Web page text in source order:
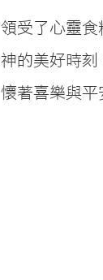
領受了心靈
神的美好時
懷著喜樂與平